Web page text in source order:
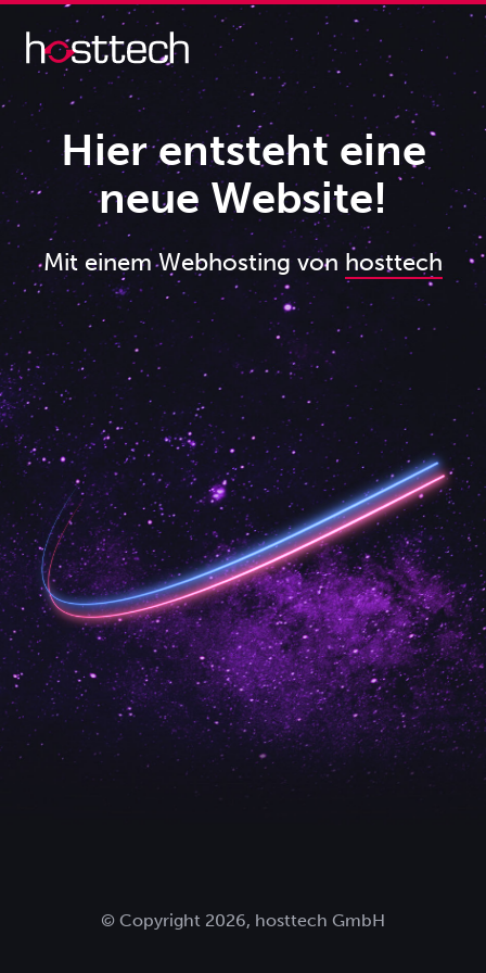
Hier entsteht eine
neue Website!
Mit einem Webhosting von hosttech
© Copyright 2026, hosttech GmbH